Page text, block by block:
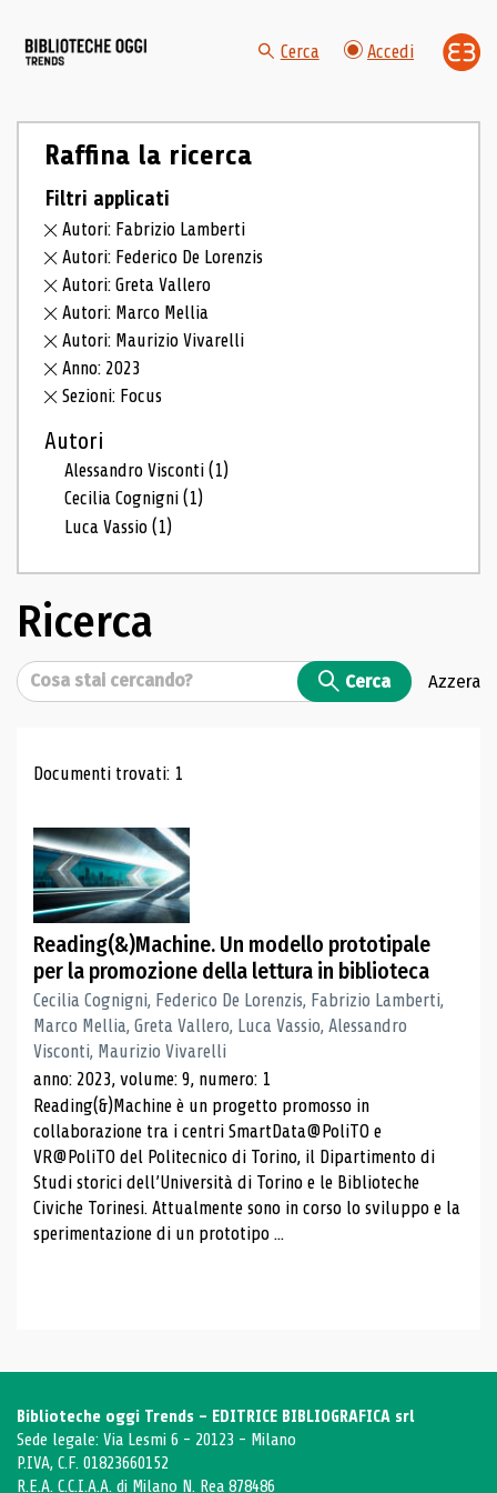
Cerca Accedi
Raffina la ricerca
Filtri applicati
Autori: Fabrizio Lamberti
Autori: Federico De Lorenzis
Autori: Greta Vallero
Autori: Marco Mellia
Autori: Maurizio Vivarelli
Anno: 2023
Sezioni: Focus
Autori
Alessandro Visconti(1)
Cecilia Cognigni(1)
Luca Vassio(1)
Ricerca
Cerca Cerca Azzera
Risultati di ricerca
Documenti trovati: 1
Reading(&)Machine. Un modello prototipale
per la promozione della lettura in biblioteca
Cecilia Cognigni, Federico De Lorenzis, Fabrizio Lamberti,
Marco Mellia, Greta Vallero, Luca Vassio, Alessandro
Visconti, Maurizio Vivarelli
anno: 2023, volume: 9, numero: 1
Reading(&)Machine è un progetto promosso in
collaborazione tra i centri SmartData@PoliTO e
VR@PoliTO del Politecnico di Torino, il Dipartimento di
Studi storici dell’Università di Torino e le Biblioteche
Civiche Torinesi. Attualmente sono in corso lo sviluppo e la
sperimentazione di un prototipo ...
Biblioteche oggi Trends - EDITRICE BIBLIOGRAFICA srl
Sede legale: Via Lesmi 6 - 20123 - Milano
P.IVA, C.F. 01823660152
R.E.A. C.C.I.A.A. di Milano N. Rea 878486